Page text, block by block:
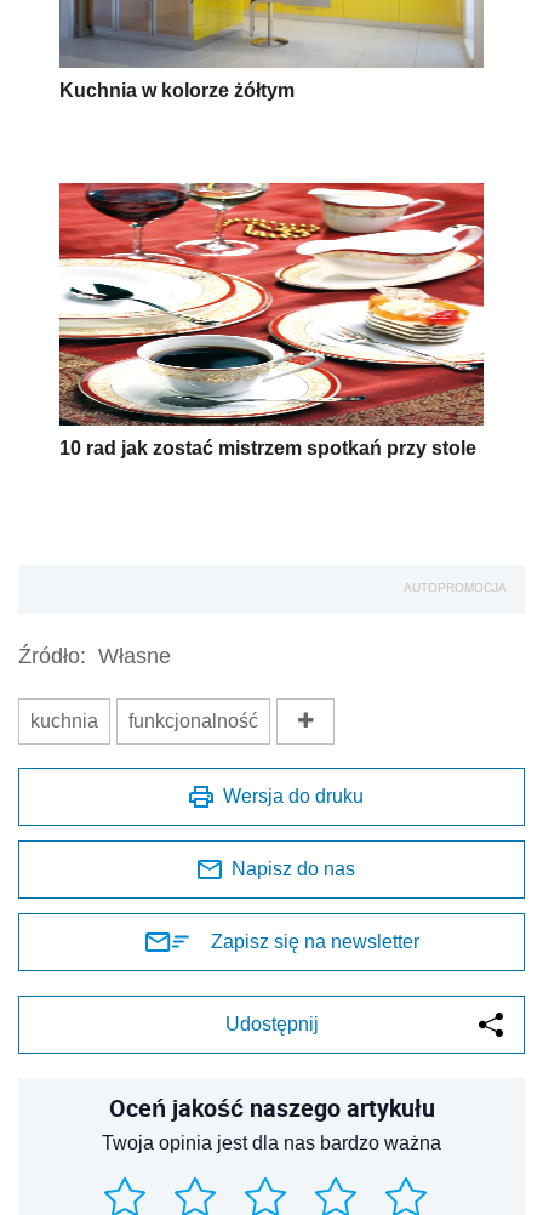
Kuchnia w kolorze żółtym
10 rad jak zostać mistrzem spotkań przy stole
AUTOPROMOCJA
Źródło: Własne
kuchnia funkcjonalność
Wersja do druku
Napisz do nas
Zapisz się na newsletter
Udostępnij
Oceń jakość naszego artykułu
Twoja opinia jest dla nas bardzo ważna